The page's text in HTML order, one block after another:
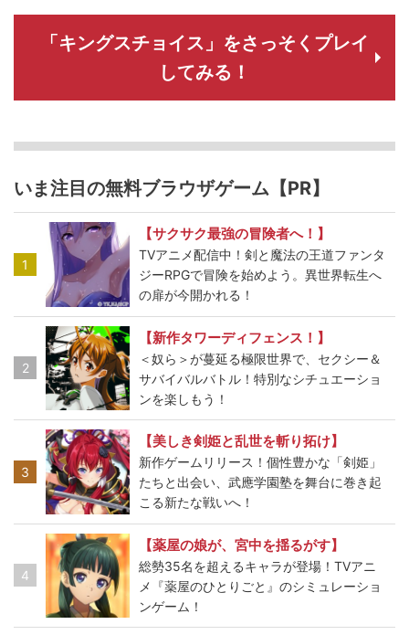
「キングスチョイス」をさっそくプレイ
してみる！
いま注目の無料ブラウザゲーム【PR】
1
【サクサク最強の冒険者へ！】
TVアニメ配信中！剣と魔法の王道ファンタ
ジーRPGで冒険を始めよう。異世界転生へ
の扉が今開かれる！
2
【新作タワーディフェンス！】
＜奴ら＞が蔓延る極限世界で、セクシー＆
サバイバルバトル！特別なシチュエーショ
ンを楽しもう！
3
【美しき剣姫と乱世を斬り拓け】
新作ゲームリリース！個性豊かな「剣姫」
たちと出会い、武應学園塾を舞台に巻き起
こる新たな戦いへ！
4
【薬屋の娘が、宮中を揺るがす】
総勢35名を超えるキャラが登場！TVアニ
メ『薬屋のひとりごと』のシミュレーショ
ンゲーム！